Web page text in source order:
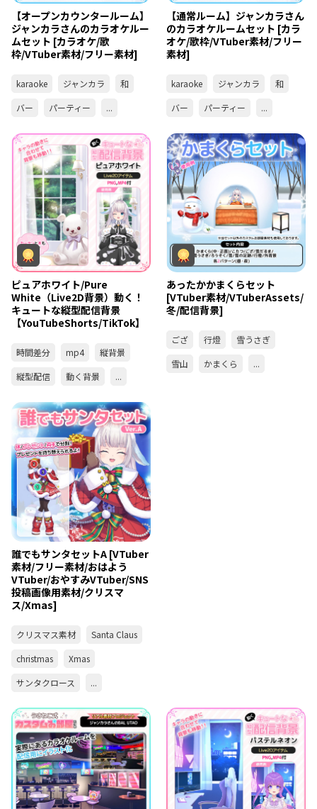
【オープンカウンタールーム】
ジャンカラさんのカラオケルー
ムセット [カラオケ/歌
枠/VTuber素材/フリー素材]
karaoke ジャンカラ
和
バー
パーティー ...
【通常ルーム】ジャンカラさん
のカラオケルームセット [カラ
オケ/歌枠/VTuber素材/フリー
素材]
karaoke ジャンカラ
和
バー
パーティー ...
ピュアホワイト/Pure
White（Live2D背景）動く！
キュートな縦型配信背景
【YouTubeShorts/TikTok】
時間差分 mp4
縦背景
縦型配信
動く背景 ...
あったかかまくらセット
[VTuber素材/VTuberAssets/
冬/配信背景]
ござ 行燈
雪うさぎ
雪山
かまくら ...
誰でもサンタセットA [VTuber
素材/フリー素材/おはよう
VTuber/おやすみVTuber/SNS
投稿画像用素材/クリスマ
ス/Xmas]
クリスマス素材
Santa Claus
christmas
Xmas
サンタクロース
...